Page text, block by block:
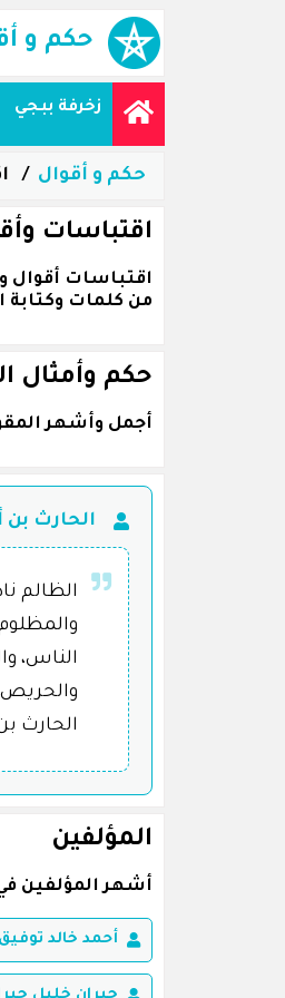
حكم و
زخرفة ببجي
حكم و أقوال
اقتباسات
من كلمات
حكم وأمثال
أجمل وأشهر
الحارث
الظالم
الناس،
والحريص
الحارث
المؤلفين
أشهر المؤلفين
أحمد خالد توفيق